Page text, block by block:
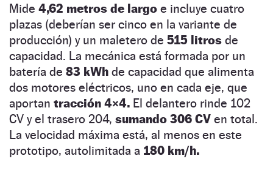
Mide 4,62 metros de largo e incluye cuatro
plazas (deberían ser cinco en la variante de
producción) y un maletero de 515 litros de
capacidad. La mecánica está formada por un
batería de 83 kWh de capacidad que alimenta
dos motores eléctricos, uno en cada eje, que
aportan tracción 4×4. El delantero rinde 102
CV y el trasero 204, sumando 306 CV en total.
La velocidad máxima está, al menos en este
prototipo, autolimitada a 180 km/h.